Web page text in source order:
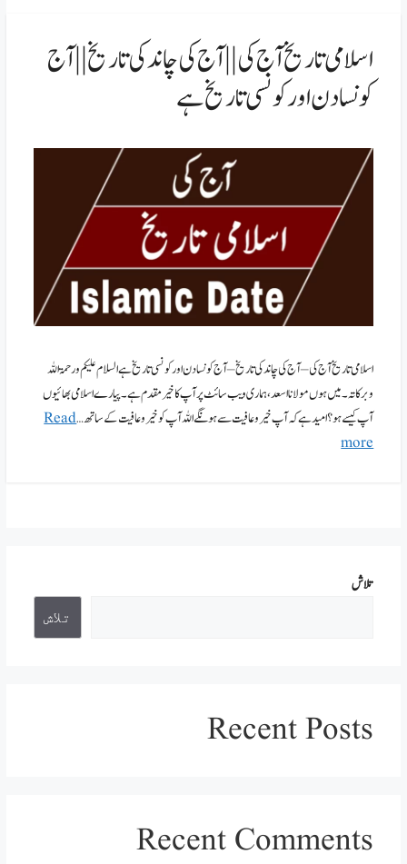
اسلامی تاریخ آج کی || آج کی چاند کی تاریخ || آج
کونسا دن اور کونسی تاریخ ہے
اسلامی تاریخ آج کی – آج کی چاند کی تاریخ – آج کونسا دن اور کونسی تاریخ ہے السلام علیکم ورحمۃ اللہ
وبرکاتہ۔ میں ہوں مولانا اسعد،ہماری ویب سائٹ پر آپ کا خیر مقدم ہے۔پیارے اسلامی بھائیوں
آپ کیسے ہو؟ امید ہے کہ آپ خیر وعافیت سے ہونگے اللہ آپ کو خیر وعافیت کے ساتھ …Read
more
تلاش
تلاش
Recent Posts
Recent Comments